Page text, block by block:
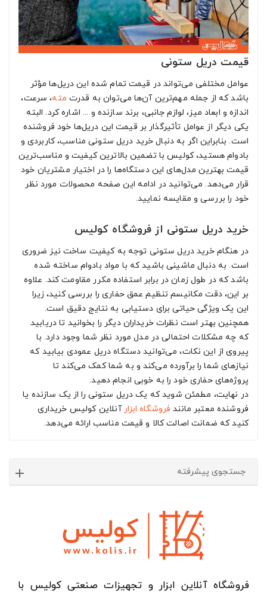
قیمت دریل ستونی
عوامل مختلفی می‌تواند در قیمت تمام شده این دریل‌ها مؤثر
باشد که از جمله مهم‌ترین آن‌ها می‌توان به قدرت مته، سرعت،
اندازه و ابعاد میز، لوازم جانبی، برند سازنده و ... اشاره کرد. البته
یکی دیگر از عوامل تأثیرگذار بر قیمت این دریل‌ها خود فروشنده
است. بنابراین اگر به دنبال خرید دریل ستونی مناسب، کاربردی و
بادوام هستید، کولیس با تضمین بالاترین کیفیت و مناسب‌ترین
قیمت بهترین مدل‌های این دستگاه‌ها را در اختیار مشتریان خود
قرار می‌دهد. می‌توانید در ادامه این صفحه محصولات مورد نظر
خود را بررسی و مقایسه نمایید.
خرید دریل ستونی از فروشگاه کولیس
در هنگام خرید دریل ستونی توجه به کیفیت ساخت نیز ضروری
است. به دنبال ماشینی باشید که با مواد بادوام ساخته شده
باشد که در طول زمان در برابر استفاده مکرر مقاومت کند. علاوه
بر این، دقت مکانیسم تنظیم عمق حفاری را بررسی کنید، زیرا
این یک ویژگی حیاتی برای دستیابی به نتایج دقیق است.
همچنین بهتر است نظرات خریداران دیگر را بخوانید تا دریابید
که چه مشکلات احتمالی در مدل مورد نظر شما وجود دارد. با
پیروی از این نکات، می‌توانید دستگاه دریل عمودی بیابید که
نیازهای شما را برآورده می‌کند و به شما کمک می‌کند تا
پروژه‌های حفاری خود را به خوبی انجام دهید.
در نهایت، مطمئن شوید که یک دریل ستونی را از یک سازنده یا
فروشنده معتبر مانند فروشگاه ابزار آنلاین کولیس خریداری
کنید که ضمانت اصالت کالا و قیمت مناسب ارائه می‌دهد.
جستجوی پیشرفته
فروشگاه آنلاین ابزار و تجهیزات صنعتی کولیس با